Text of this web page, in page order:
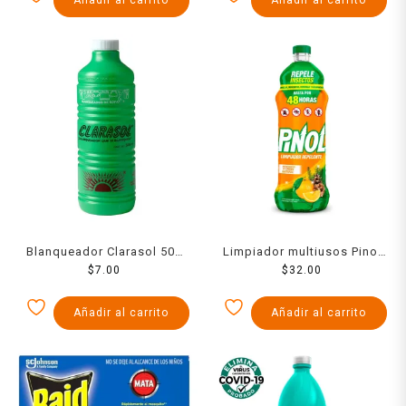
Blanqueador Clarasol 500
Ml
$7.00
Añadir al carrito
Limpiador multiusos Pinol
repelente aroma cítricos
$ 32.00
Añadir al carrito